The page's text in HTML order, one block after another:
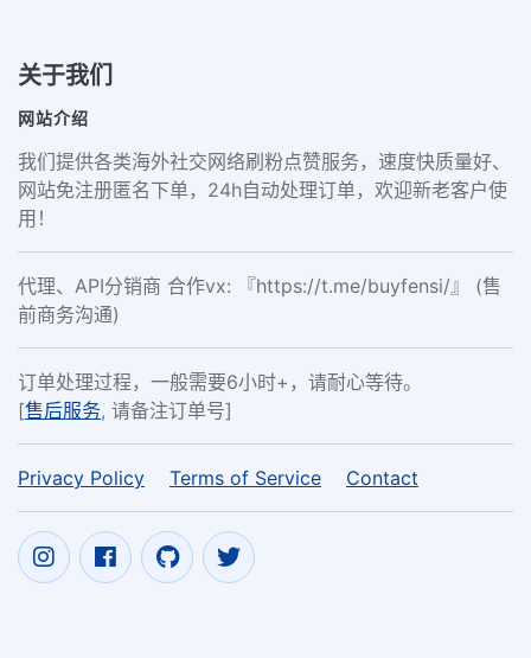
关于我们
网站介绍
我们提供各类海外社交网络刷粉点赞服务，速度快质量好、
网站免注册匿名下单，24h自动处理订单，欢迎新老客户使
用！
代理、API分销商 合作vx: 『https://t.me/buyfensi/』 (售
前商务沟通)
订单处理过程，一般需要6小时+，请耐心等待。
[售后服务, 请备注订单号]
Privacy Policy Terms of Service Contact